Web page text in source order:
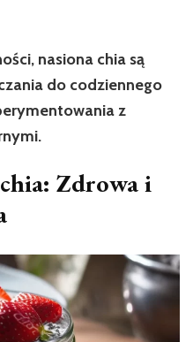
nasiona chia są
do codziennego
z
Zdrowa i